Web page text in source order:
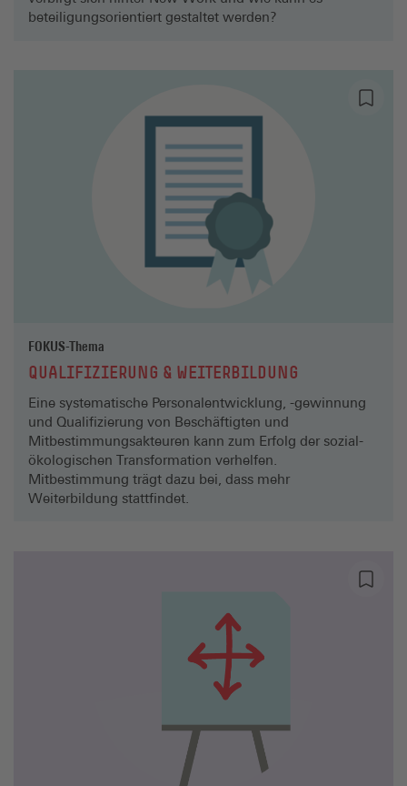
beteiligungsorientiert gestaltet werden?
FOKUS-Thema
QUALIFIZIERUNG & WEITERBILDUNG
Eine systematische Personalentwicklung, -gewinnung
und Qualifizierung von Beschäftigten und
Mitbestimmungsakteuren kann zum Erfolg der sozial-
ökologischen Transformation verhelfen.
Mitbestimmung trägt dazu bei, dass mehr
Weiterbildung stattfindet.